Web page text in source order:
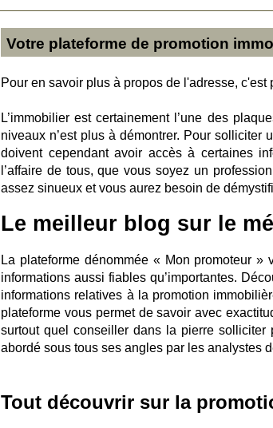
Votre plateforme de promotion
Pour en savoir plus à propos de l'adresse, c'est
L’immobilier est certainement l’une des
niveaux n’est plus à démontrer. Pour
doivent cependant avoir accès à certaines
l’affaire de tous, que vous soyez un
assez sinueux et vous aurez besoin de
Le meilleur blog sur le
La plateforme dénommée « Mon promoteur
informations aussi fiables qu’importantes.
informations relatives à la promotion
plateforme vous permet de savoir avec
surtout quel conseiller dans la pierre
abordé sous tous ses angles par les analystes
Tout découvrir sur la